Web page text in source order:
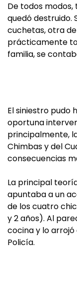
De todos
quedó destruido.
cuchetas, otra
prácticamente
familia, se
El siniestro pudo
oportuna
principalmente,
Chimbas y del
consecuencias
La principal
apuntaba a un
de los cuatro
y 2 años). Al
cocina y lo
Policía.